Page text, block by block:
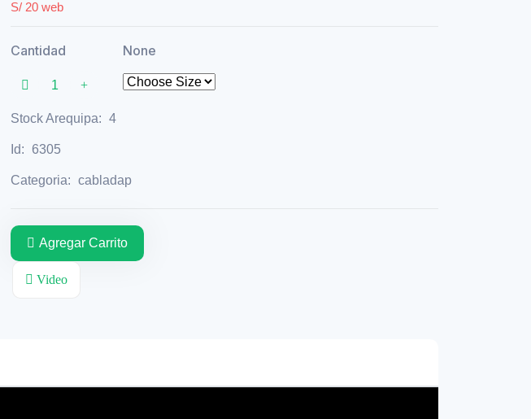
S/ 20 web
Cantidad None
Stock Arequipa: 4
Id: 6305
Categoria: cabladap
Agregar Carrito
Video